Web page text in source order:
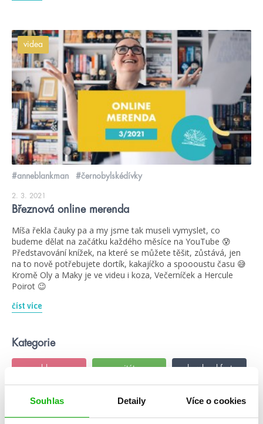
Souhlas Detaily Více o cookies
videa
#anneblankman #černobylskédívky
2. 3. 2021
Březnová online merenda
Míša řekla čauky pa a my jsme tak museli vymyslet, co
budeme dělat na začátku každého měsíce na YouTube 😰
Představování knížek, na které se můžete těšit, zůstává, jen
na to nově potřebujete dortík, kakajíčko a spoooustu času 😅
Kromě Oly a Maky je ve videu i koza, Večerníček a Hercule
Poirot 😉
číst více
Kategorie
blog citáty humbookfest